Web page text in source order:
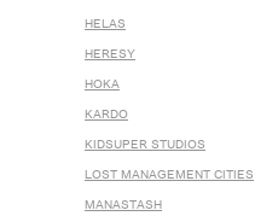
HELAS
HERESY
HOKA
KARDO
KIDSUPER STUDIOS
LOST MANAGEMENT CITIES
MANASTASH